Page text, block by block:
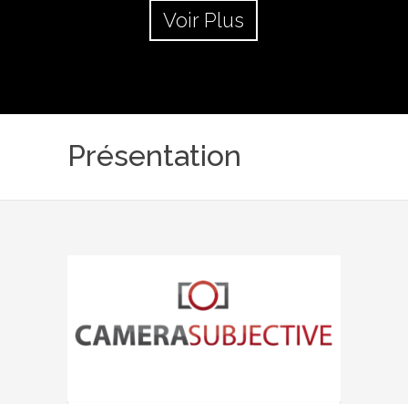
Voir Plus
Présentation